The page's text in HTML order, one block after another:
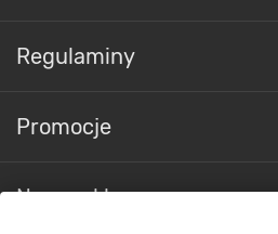
Regulaminy
Promocje
Nasze sklepy